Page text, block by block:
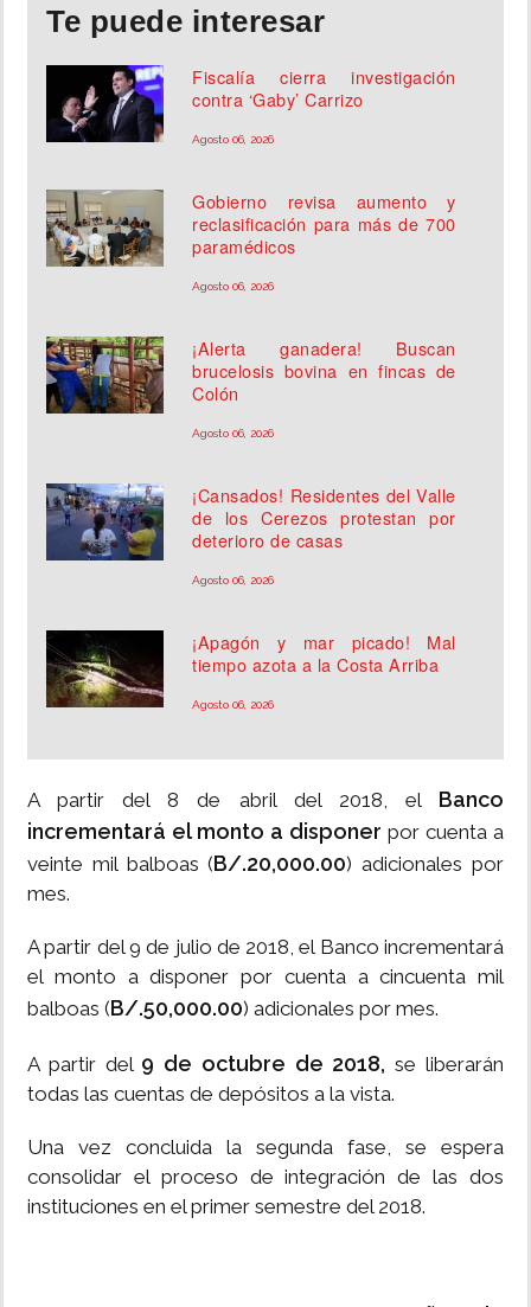
Te puede interesar
Fiscalía cierra investigación
contra ‘Gaby’ Carrizo
Agosto 06, 2026
Gobierno revisa aumento y
reclasificación para más de 700
paramédicos
Agosto 06, 2026
¡Alerta ganadera! Buscan
brucelosis bovina en fincas de
Colón
Agosto 06, 2026
¡Cansados! Residentes del Valle
de los Cerezos protestan por
deterioro de casas
Agosto 06, 2026
¡Apagón y mar picado! Mal
tiempo azota a la Costa Arriba
Agosto 06, 2026
A partir del 8 de abril del 2018, el Banco
incrementará el monto a disponer por cuenta a
veinte mil balboas (B/.20,000.00) adicionales por
mes.
A partir del 9 de julio de 2018, el Banco incrementará
el monto a disponer por cuenta a cincuenta mil
balboas (B/.50,000.00) adicionales por mes.
A partir del 9 de octubre de 2018, se liberarán
todas las cuentas de depósitos a la vista.
Una vez concluida la segunda fase, se espera
consolidar el proceso de integración de las dos
instituciones en el primer semestre del 2018.